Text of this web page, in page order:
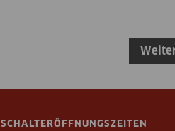
SCHALTERÖFFNUNGSZEITEN